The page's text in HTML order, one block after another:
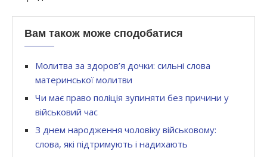
Вам також може сподобатися
Молитва за здоров’я дочки: сильні слова
материнської молитви
Чи має право поліція зупиняти без причини у
військовий час
З днем народження чоловіку військовому:
слова, які підтримують і надихають